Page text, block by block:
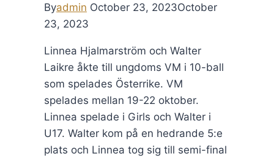
Byadmin October 23, 2023October
23, 2023
Linnea Hjalmarström och Walter
Laikre åkte till ungdoms VM i 10-ball
som spelades Österrike. VM
spelades mellan 19-22 oktober.
Linnea spelade i Girls och Walter i
U17. Walter kom på en hedrande 5:e
plats och Linnea tog sig till semi-final